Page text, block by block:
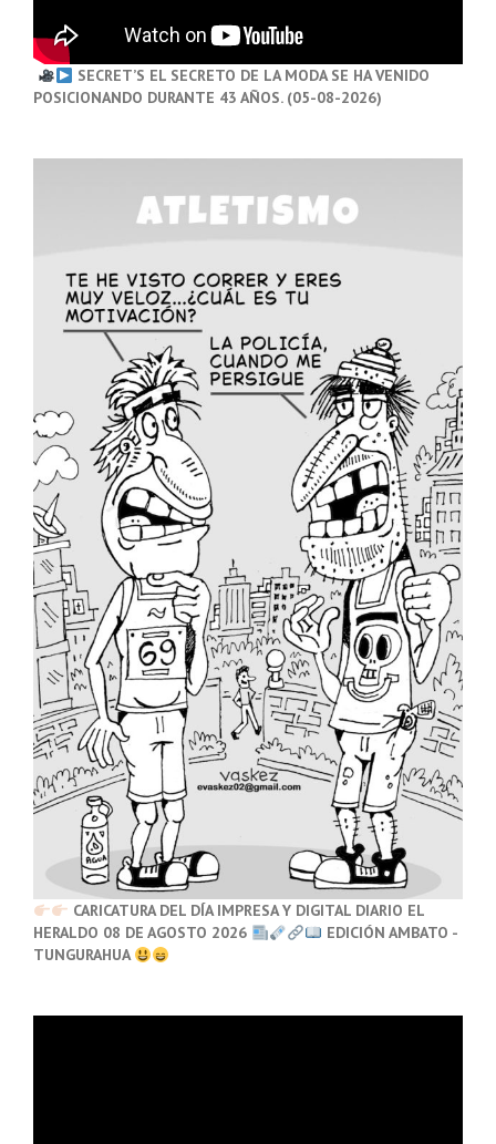
SECRET’S EL SECRETO DE LA MODA SE HA VENIDO
POSICIONANDO DURANTE 43 AÑOS. (05-08-2026)
CARICATURA DEL DÍA IMPRESA Y DIGITAL DIARIO EL
HERALDO 08 DE AGOSTO 2026
EDICIÓN AMBATO -
TUNGURAHUA